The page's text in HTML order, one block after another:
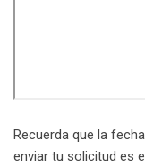
Recuerda que la
enviar tu solicitud es